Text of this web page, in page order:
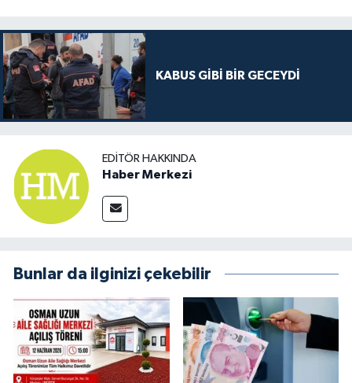
KABUS GİBİ BİR GECEYDİ
EDITÖR HAKKINDA
Haber Merkezi
Bunlar da ilginizi çekebilir